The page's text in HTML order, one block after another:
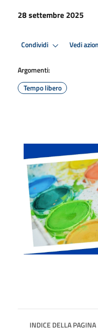
28 settembre 2025
Condividi Vedi
Argomenti:
Tempo libero
INDICE DELLA PAGINA